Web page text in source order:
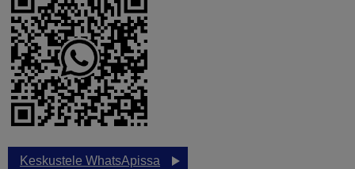
Keskustele WhatsApissa